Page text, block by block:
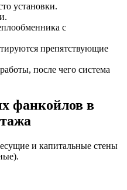
установки.
с
препятствующие
после чего система
фанкойлов в
и капитальные стены